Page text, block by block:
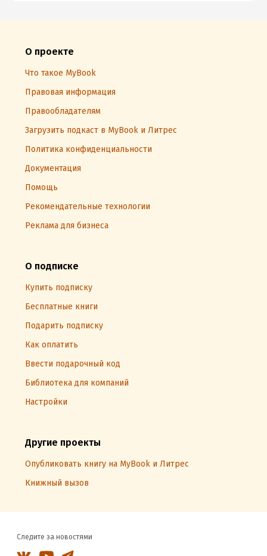
О проекте
Что такое MyBook
Правовая информация
Правообладателям
Загрузить подкаст в MyBook и Литрес
Политика конфиденциальности
Документация
Помощь
Рекомендательные технологии
Реклама для бизнеса
О подписке
Купить подписку
Бесплатные книги
Подарить подписку
Как оплатить
Ввести подарочный код
Библиотека для компаний
Настройки
Другие проекты
Опубликовать книгу на MyBook и Литрес
Книжный вызов
Следите за новостями